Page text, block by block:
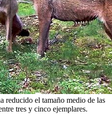
reducido el tamaño medio de las
tres y cinco ejemplares.